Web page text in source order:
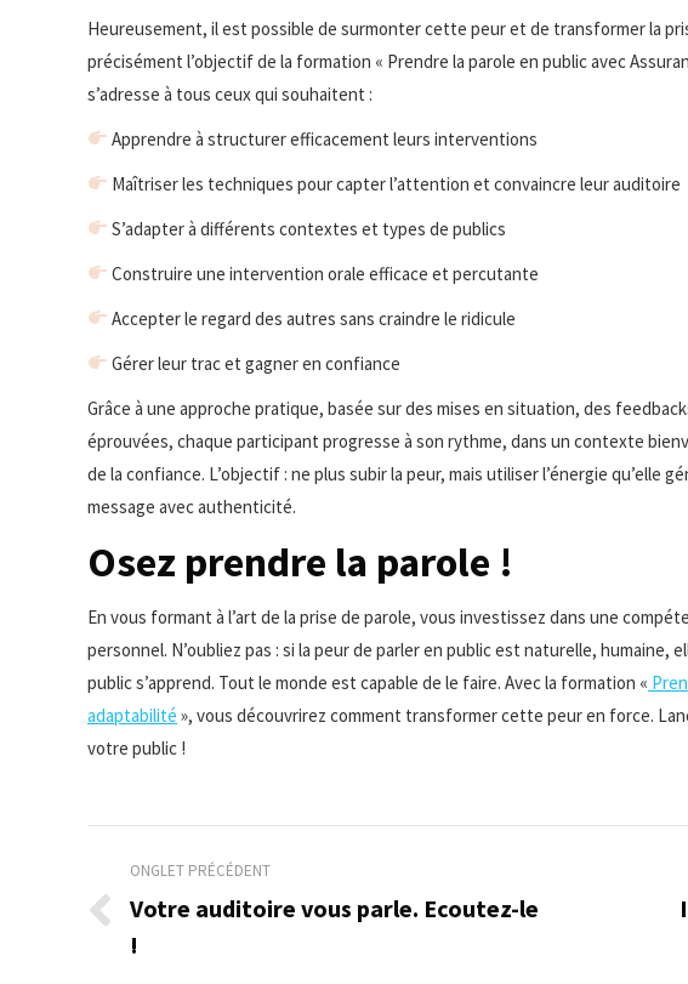
Heureusement, il est possible de surmonter cette peur et de transformer la
précisément l’objectif de la formation « Prendre la parole en public avec
s’adresse à tous ceux qui souhaitent :
Apprendre à structurer efficacement leurs interventions
Maîtriser les techniques pour capter l’attention et convaincre leur auditoire
S’adapter à différents contextes et types de publics
Construire une intervention orale efficace et percutante
Accepter le regard des autres sans craindre le ridicule
Gérer leur trac et gagner en confiance
Grâce à une approche pratique, basée sur des mises en situation, des
éprouvées, chaque participant progresse à son rythme, dans un contexte
de la confiance. L’objectif : ne plus subir la peur, mais utiliser l’énergie qu’elle
message avec authenticité.
Osez prendre la parole !
En vous formant à l’art de la prise de parole, vous investissez dans une
personnel. N’oubliez pas : si la peur de parler en public est naturelle, humaine,
public s’apprend. Tout le monde est capable de le faire. Avec la formation «
adaptabilité », vous découvrirez comment transformer cette peur en force.
votre public !
Navigation
de
commentaire
ONGLET PRÉCÉDENT
Onglet
précédent
Votre auditoire vous parle. Ecoutez-le
!